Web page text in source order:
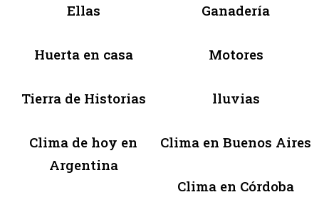
Ellas Ganadería
Huerta en casa Motores
Tierra de Historias lluvias
Clima de hoy en
Argentina
Clima en Buenos Aires
Clima en Córdoba